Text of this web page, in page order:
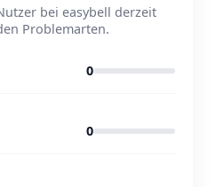
bei easybell derzeit
Problemarten.
0
0